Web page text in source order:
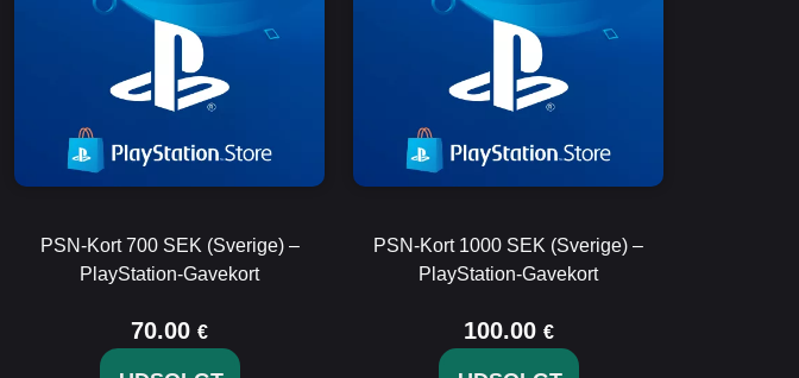
PSN-Kort 700 SEK (Sverige) –
PlayStation-Gavekort
70.00 €
PSN-Kort 1000 SEK (Sverige) –
PlayStation-Gavekort
100.00 €